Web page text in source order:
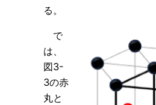
る。
で
は、
図3-
3の赤
丸と